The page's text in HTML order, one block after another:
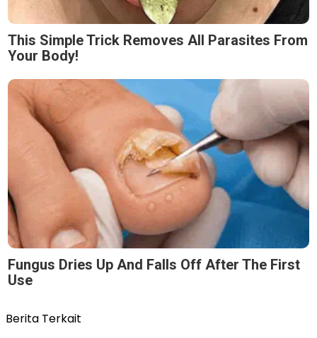
This Simple Trick Removes All Parasites From
Your Body!
Fungus Dries Up And Falls Off After The First
Use
Berita Terkait